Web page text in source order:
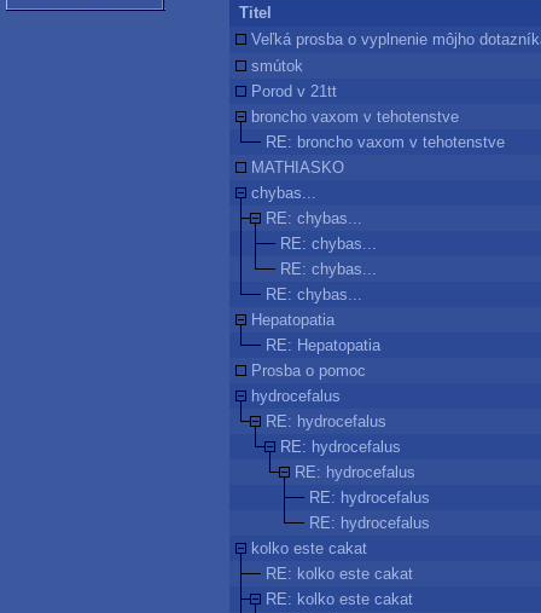
Titel
Veľká prosba o vyplnenie môjho
smútok
Porod v 21tt
broncho vaxom v tehotenstve
RE: broncho vaxom v tehotenstve
MATHIASKO
chybas...
RE: chybas...
RE: chybas...
RE: chybas...
RE: chybas...
Hepatopatia
RE: Hepatopatia
Prosba o pomoc
hydrocefalus
RE: hydrocefalus
RE: hydrocefalus
RE: hydrocefalus
RE: hydrocefalus
RE: hydrocefalus
kolko este cakat
RE: kolko este cakat
RE: kolko este cakat